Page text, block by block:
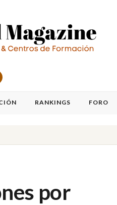
RANKINGS FORO
por